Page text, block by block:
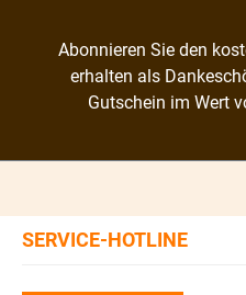
Abonnieren Sie den
erhalten als
Gutschein im Wert
SERVICE-HOTLINE